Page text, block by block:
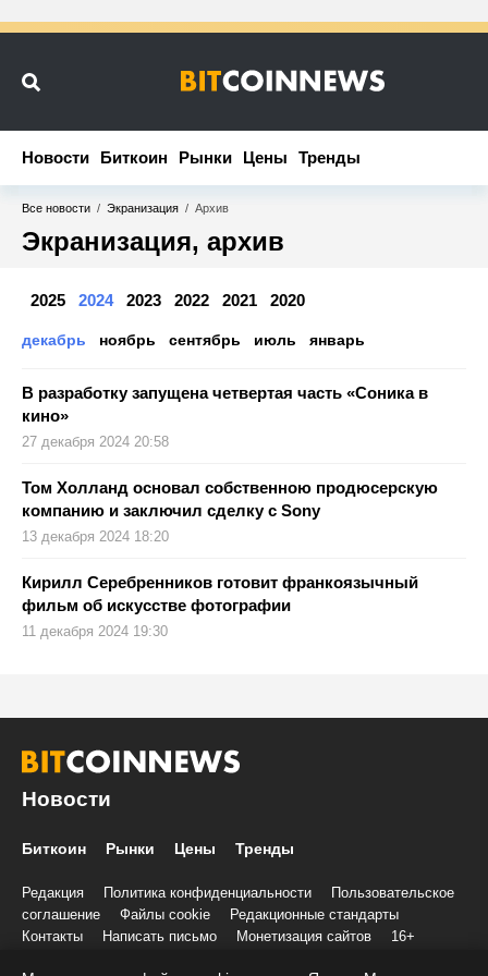
Новости Биткоин Рынки Цены Тренды
Новости Биткоин Рынки Цены Тренды
Все новости / Экранизация / Архив
Экранизация, архив
2025 2024 2023 2022 2021 2020
декабрь ноябрь сентябрь июль январь
В разработку запущена четвертая часть «Соника в
кино»
27 декабря 2024 20:58
Том Холланд основал собственною продюсерскую
компанию и заключил сделку с Sony
13 декабря 2024 18:20
Кирилл Серебренников готовит франкоязычный
фильм об искусстве фотографии
11 декабря 2024 19:30
Новости
Биткоин Рынки Цены Тренды
Редакция Политика конфиденциальности
Пользовательское
соглашение
Файлы cookie
Редакционные стандарты
Контакты
Написать письмо Монетизация сайтов 16+